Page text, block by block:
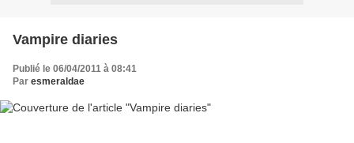
Vampire diaries
Publié le 06/04/2011 à 08:41
Par esmeraldae